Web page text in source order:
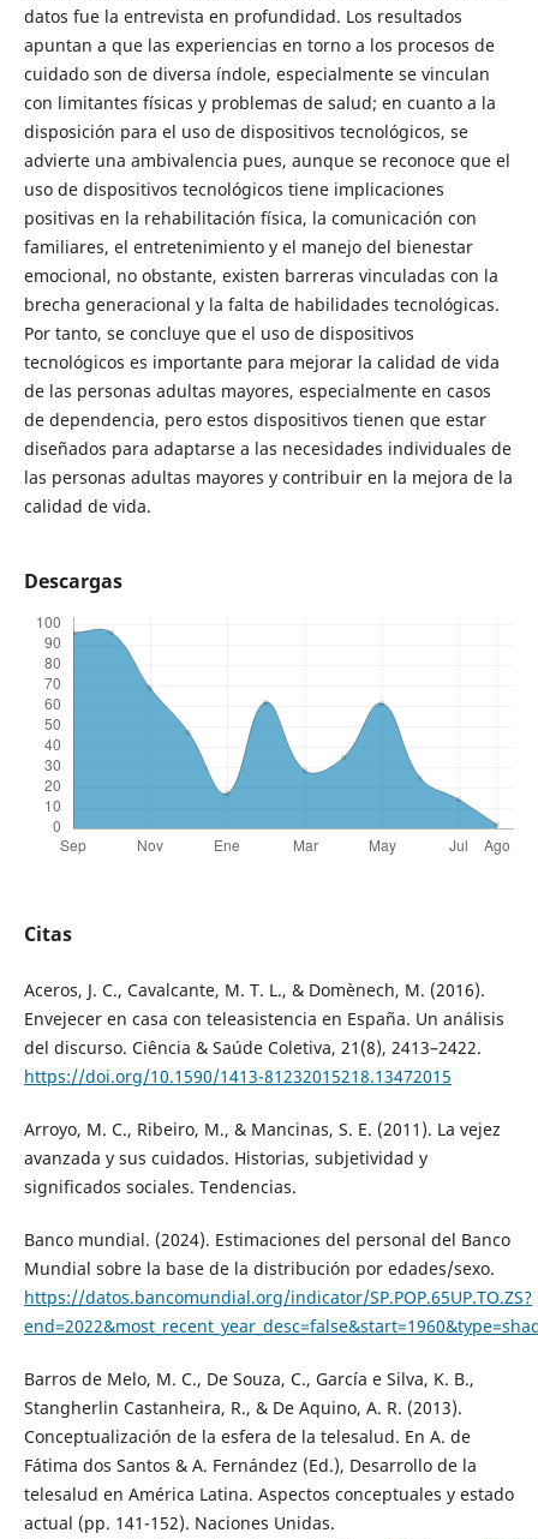
datos fue la entrevista en profundidad. Los resultados
apuntan a que las experiencias en torno a los procesos de
cuidado son de diversa índole, especialmente se vinculan
con limitantes físicas y problemas de salud; en cuanto a la
disposición para el uso de dispositivos tecnológicos, se
advierte una ambivalencia pues, aunque se reconoce que el
uso de dispositivos tecnológicos tiene implicaciones
positivas en la rehabilitación física, la comunicación con
familiares, el entretenimiento y el manejo del bienestar
emocional, no obstante, existen barreras vinculadas con la
brecha generacional y la falta de habilidades tecnológicas.
Por tanto, se concluye que el uso de dispositivos
tecnológicos es importante para mejorar la calidad de vida
de las personas adultas mayores, especialmente en casos
de dependencia, pero estos dispositivos tienen que estar
diseñados para adaptarse a las necesidades individuales de
las personas adultas mayores y contribuir en la mejora de la
calidad de vida.
Descargas
Citas
Aceros, J. C., Cavalcante, M. T. L., & Domènech, M. (2016).
Envejecer en casa con teleasistencia en España. Un análisis
del discurso. Ciência & Saúde Coletiva, 21(8), 2413–2422.
https://doi.org/10.1590/1413-81232015218.13472015
Arroyo, M. C., Ribeiro, M., & Mancinas, S. E. (2011). La vejez
avanzada y sus cuidados. Historias, subjetividad y
significados sociales. Tendencias.
Banco mundial. (2024). Estimaciones del personal del Banco
Mundial sobre la base de la distribución por edades/sexo.
https://datos.bancomundial.org/indicator/SP.POP.65UP.TO.ZS?
Barros de Melo, M. C., De Souza, C., García e Silva, K. B.,
Stangherlin Castanheira, R., & De Aquino, A. R. (2013).
Conceptualización de la esfera de la telesalud. En A. de
Fátima dos Santos & A. Fernández (Ed.), Desarrollo de la
telesalud en América Latina. Aspectos conceptuales y estado
actual (pp. 141-152). Naciones Unidas.